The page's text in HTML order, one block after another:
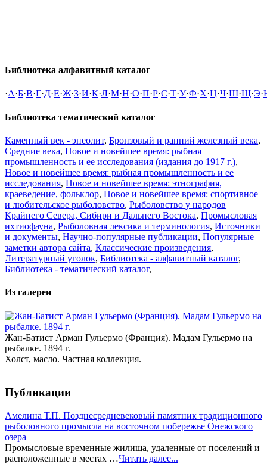
Библиотека алфавитный каталог
·А·Б·В·Г·Д·Е·Ж·З·И·К·Л·М·Н·О·П·Р·С·Т·У·Ф·Х·Ц·Ч·Ш·Щ·Э·
Библиотека тематический каталог
Каменный век - энеолит, Бронзовый и ранний железный века,
Средние века, Новое и новейшее время: рыбная
промышленность и ее исследования (издания до 1917 г.),
Новое и новейшее время: рыбная промышленность и ее
исследования, Новое и новейшее время: этнография,
краеведение, фольклор, Новое и новейшее время: спортивное
и любительское рыболовство, Рыболовство у народов
Крайнего Севера, Сибири и Дальнего Востока, Промысловая
ихтиофауна, Рыболовная лексика и терминология, Источники
и документы, Научно-популярные публикации, Популярные
заметки автора сайта, Классические произведения,
Литературный уголок, Библиотека - алфавитный каталог,
Библиотека - тематический каталог,
Из галереи
Жан-Батист Арман Гульермо (Франция). Мадам Гульермо на
рыбалке. 1894 г.
Холст, масло. Частная коллекция.
Публикации
Амелина Т.П. Позднесредневековый памятник традиционного
рыболовного промысла на восточном побережье Онежского
озера
Промысловые временные жилища, удаленные от поселений и
расположенные в местах …Читать далее...